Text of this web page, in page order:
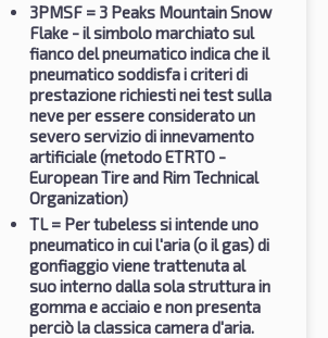
3PMSF = 3 Peaks Mountain Snow
Flake - il simbolo marchiato sul
fianco del pneumatico indica che il
pneumatico soddisfa i criteri di
prestazione richiesti nei test sulla
neve per essere considerato un
severo servizio di innevamento
artificiale (metodo ETRTO -
European Tire and Rim Technical
Organization)
TL= Per tubeless si intende uno
pneumatico in cui l'aria (o il gas) di
gonfiaggio viene trattenuta al
suo interno dalla sola struttura in
gomma e acciaio e non presenta
perciò la classica camera d'aria.